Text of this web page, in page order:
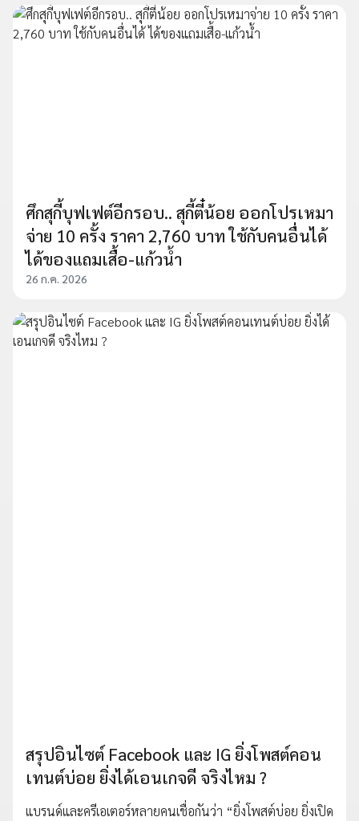
ศึกสุกี้บุฟเฟต์อีกรอบ.. สุกี้ตี๋น้อย ออกโปรเหมา
จ่าย 10 ครั้ง ราคา 2,760 บาท ใช้กับคนอื่นได้
ได้ของแถมเสื้อ-แก้วน้ำ
26 ก.ค. 2026
สรุปอินไซต์ Facebook และ IG ยิ่งโพสต์คอน
เทนต์บ่อย ยิ่งได้เอนเกจดี จริงไหม ?
แบรนด์และครีเอเตอร์หลายคนเชื่อกันว่า “ยิ่งโพสต์บ่อย ยิ่งเปิด